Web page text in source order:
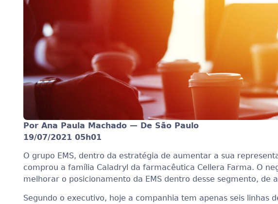
Por Ana Paula Machado — De São Paulo
19/07/2021 05h01
O grupo EMS, dentro da estratégia de aumentar a sua
comprou a família Caladryl da farmacêutica Cellera Farma. O
melhorar o posicionamento da EMS dentro desse segmento,
Segundo o executivo, hoje a companhia tem apenas seis linhas